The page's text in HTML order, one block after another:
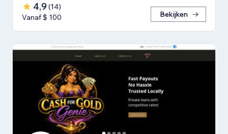
4,9 (14)
Vanaf $ 100
Bekijken